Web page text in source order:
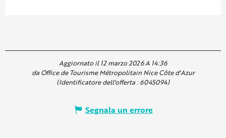
Aggiornato il 12 marzo 2026 A 14:36
da Office de Tourisme Métropolitain Nice Côte d'Azur
(Identificatore dell'offerta :6045094)
Segnala un errore